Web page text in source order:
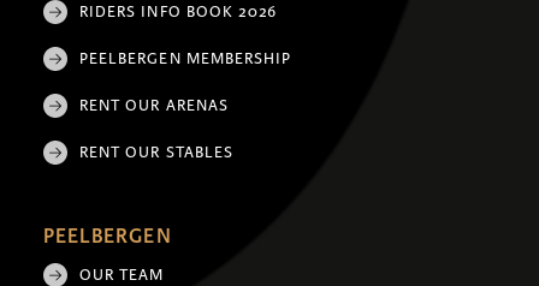
RIDERS INFO BOOK 2026
PEELBERGEN MEMBERSHIP
RENT OUR ARENAS
RENT OUR STABLES
PEELBERGEN
OUR TEAM